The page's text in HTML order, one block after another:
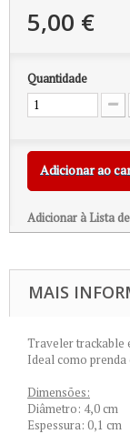
5,00 €
Quantidade
Adicionar ao
Adicionar à Lista
MAIS
Traveler trackable
Ideal como prenda
Dimensões:
Diâmetro: 4,0 cm
Espessura: 0,1 cm